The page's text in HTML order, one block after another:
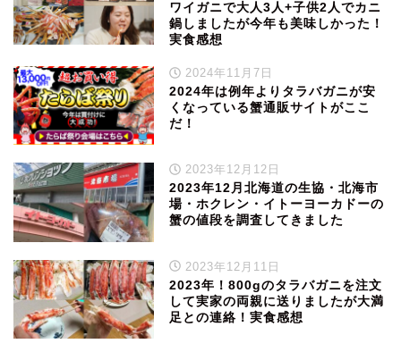
ワイガニで大人3人+子供2人でカニ
鍋しましたが今年も美味しかった！
実食感想
2024年11月7日
2024年は例年よりタラバガニが安
くなっている蟹通販サイトがここ
だ！
2023年12月12日
2023年12月北海道の生協・北海市
場・ホクレン・イトーヨーカドーの
蟹の値段を調査してきました
2023年12月11日
2023年！800gのタラバガニを注文
して実家の両親に送りましたが大満
足との連絡！実食感想